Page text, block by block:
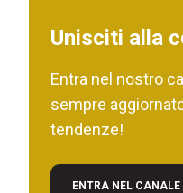
Unisciti alla
Entra nel nostro
sempre
tendenze!
ENTRA NEL CANALE